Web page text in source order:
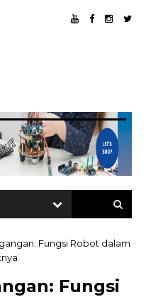
Fungsi Robot dalam
Fungsi